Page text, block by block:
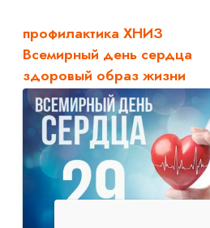
профилактика ХНИЗ
Всемирный день сердца
здоровый образ жизни